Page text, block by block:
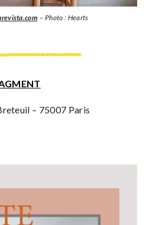
– Photo : Hearts
– 75007 Paris